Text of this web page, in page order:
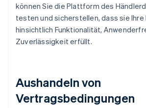
können Sie die Plattform des
testen und sicherstellen, dass sie Ihre
hinsichtlich Funktionalität,
Zuverlässigkeit erfüllt.
Aushandeln von
Vertragsbedingungen